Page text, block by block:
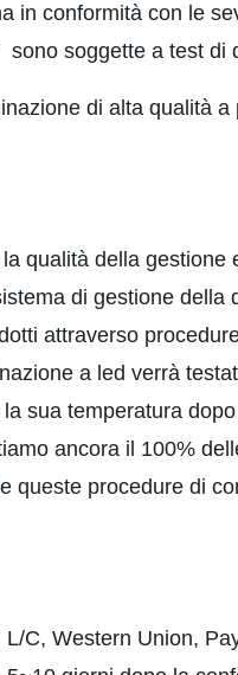
conformità con le
soggette a test di
di alta qualità
qualità della
di gestione
attraverso
a led verrà
sua temperatura
ancora il 100%
queste procedure di
L/C, Western Union,